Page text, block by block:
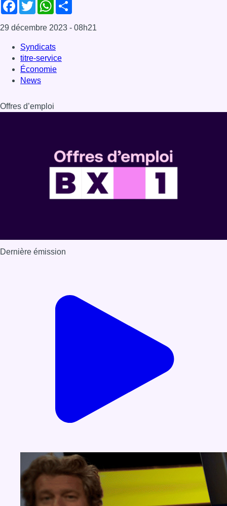
Facebook
TwitterWhatsApp
29 décembre 2023 - 08h21
Syndicats
titre-service
Économie
News
Offres d’emploi
Dernière émission